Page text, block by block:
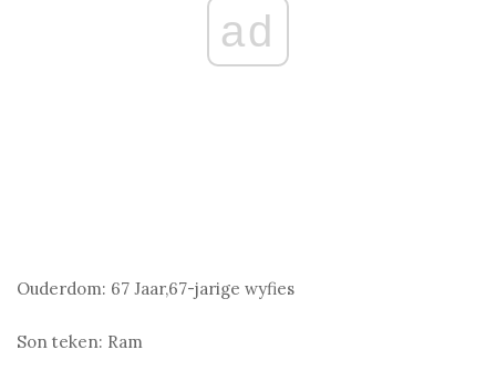
ad
Ouderdom: 67 Jaar,67-jarige wyfies
Son teken: Ram